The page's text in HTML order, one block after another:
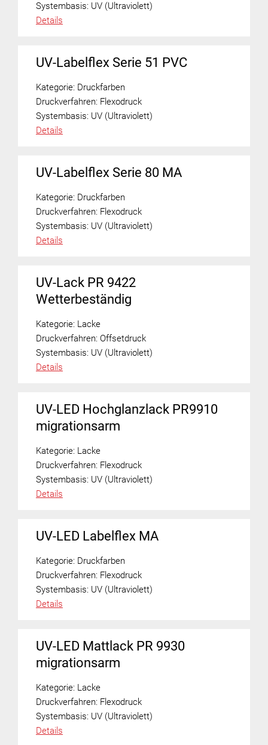
Systembasis: UV (Ultraviolett)
Details
UV-Labelflex Serie 51 PVC
Kategorie: Druckfarben
Druckverfahren: Flexodruck
Systembasis: UV (Ultraviolett)
Details
UV-Labelflex Serie 80 MA
Kategorie: Druckfarben
Druckverfahren: Flexodruck
Systembasis: UV (Ultraviolett)
Details
UV-Lack PR 9422
Wetterbeständig
Kategorie: Lacke
Druckverfahren: Offsetdruck
Systembasis: UV (Ultraviolett)
Details
UV-LED Hochglanzlack PR9910
migrationsarm
Kategorie: Lacke
Druckverfahren: Flexodruck
Systembasis: UV (Ultraviolett)
Details
UV-LED Labelflex MA
Kategorie: Druckfarben
Druckverfahren: Flexodruck
Systembasis: UV (Ultraviolett)
Details
UV-LED Mattlack PR 9930
migrationsarm
Kategorie: Lacke
Druckverfahren: Flexodruck
Systembasis: UV (Ultraviolett)
Details